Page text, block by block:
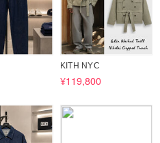
KITH NYC
¥119,800